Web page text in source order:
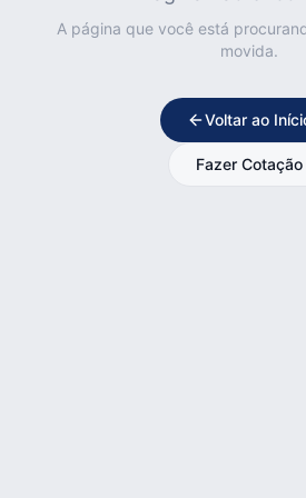
A página que você está
movida.
Voltar ao
Fazer Cotação